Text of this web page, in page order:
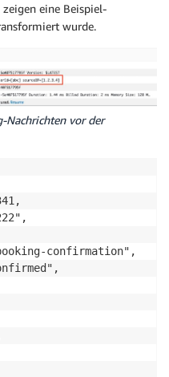
eine Beispiel-
wurde.
Nachrichten vor der
confirmation",